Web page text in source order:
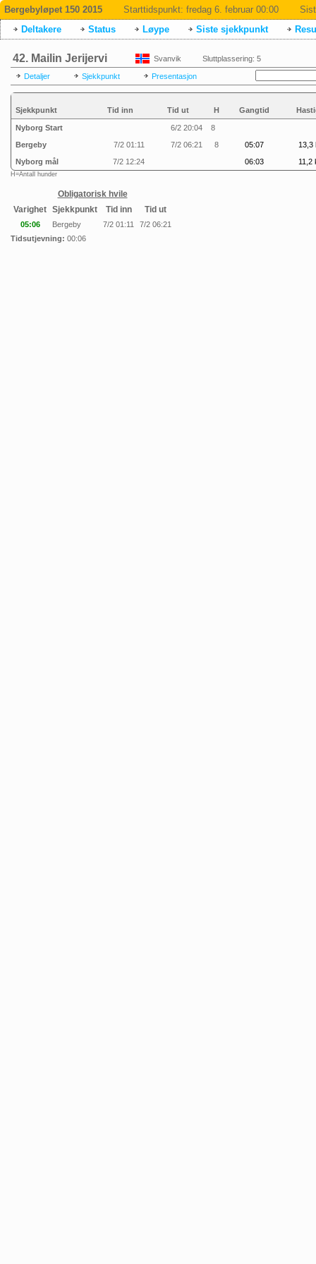
Bergebyløpet 150 2015 Starttidspunkt: fredag 6. februar 00:00
Deltakere
Status Løype Siste sjekkpunkt
42. Mailin Jerijervi Svanvik Sluttplassering: 5
Detaljer Sjekkpunkt Presentasjon
Sjekkpunkt Tid inn Tid ut H Gangtid
Nyborg Start 6/2 20:04
8
Bergeby
7/2 01:11 7/2 06:21 8 05:07
13,3
Nyborg mål
7/2 12:24 06:03 11,2
H=Antall hunder
Obligatorisk hvile
Varighet Sjekkpunkt Tid inn Tid ut
05:06 Bergeby 7/2 01:11
7/2 06:21
Tidsutjevning: 00:06